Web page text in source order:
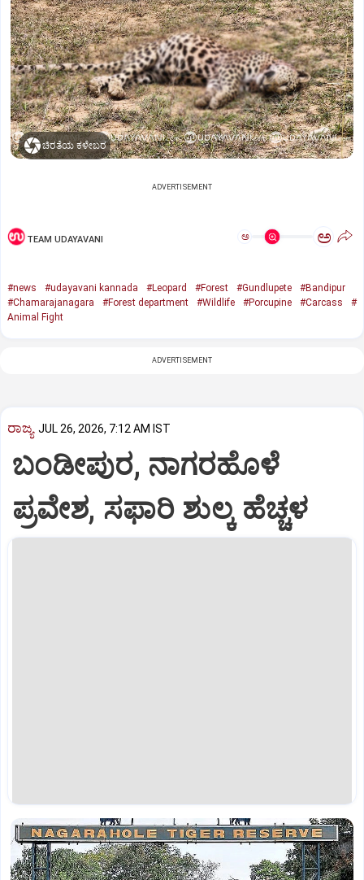
ಚಿರತೆಯ ಕಳೇಬರ
ADVERTISEMENT
TEAM UDAYAVANI ಅ ಅ
#news #udayavani kannada #Leopard #Forest #Gundlupete
#Bandipur
#Chamarajanagara
#Forest department #Wildlife #Porcupine #Carcass
#
Animal Fight
ADVERTISEMENT
ರಾಜ್ಯ JUL 26, 2026, 7:12 AM IST
ಬಂಡೀಪುರ, ನಾಗರಹೊಳೆ
ಪ್ರವೇಶ, ಸಫಾರಿ ಶುಲ್ಕ ಹೆಚ್ಚಳ